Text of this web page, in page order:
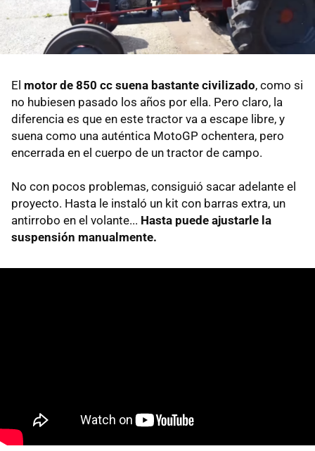
El motor de 850 cc suena bastante civilizado, como si
no hubiesen pasado los años por ella. Pero claro, la
diferencia es que en este tractor va a escape libre, y
suena como una auténtica MotoGP ochentera, pero
encerrada en el cuerpo de un tractor de campo.
No con pocos problemas, consiguió sacar adelante el
proyecto. Hasta le instaló un kit con barras extra, un
antirrobo en el volante... Hasta puede ajustarle la
suspensión manualmente.